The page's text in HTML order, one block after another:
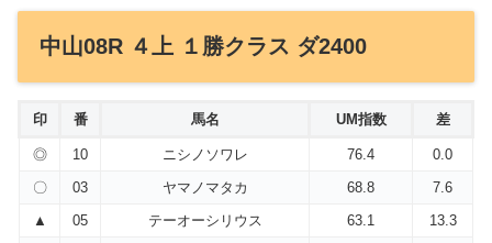
中山08R ４上 １勝クラス ダ2400
印 番 馬名 UM指数 差
◎ 10 ニシノソワレ 76.4
0.0
〇
03 ヤマノマタカ 68.8
7.6
▲
05 テーオーシリウス 63.1
13.3